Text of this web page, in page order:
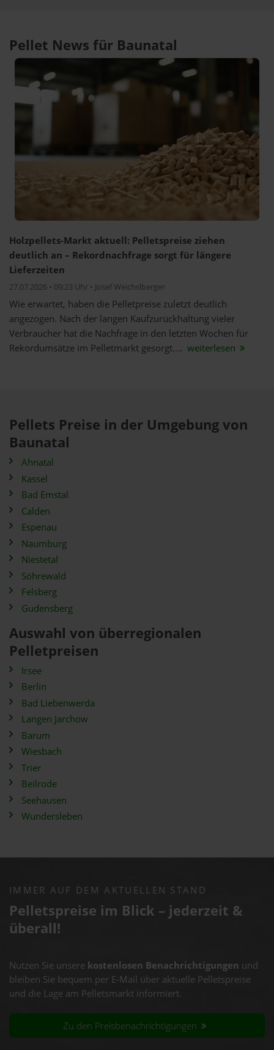
Pellet News für Baunatal
Holzpellets-Markt aktuell: Pelletspreise ziehen
deutlich an – Rekordnachfrage sorgt für längere
Lieferzeiten
27.07.2026 • 09:23 Uhr • Josef Weichslberger
Wie erwartet, haben die Pelletpreise zuletzt deutlich
angezogen. Nach der langen Kaufzurückhaltung vieler
Verbraucher hat die Nachfrage in den letzten Wochen für
Rekordumsätze im Pelletmarkt gesorgt.... weiterlesen
Pellets Preise in der Umgebung von
Baunatal
Ahnatal
Kassel
Bad Emstal
Calden
Espenau
Naumburg
Niestetal
Söhrewald
Felsberg
Gudensberg
Auswahl von überregionalen
Pelletpreisen
Irsee
Berlin
Bad Liebenwerda
Langen Jarchow
Barum
Wiesbach
Trier
Beilrode
Seehausen
Wundersleben
IMMER AUF DEM AKTUELLEN STAND
Pelletspreise im Blick – jederzeit &
überall!
Nutzen Sie unsere kostenlosen Benachrichtigungen und
bleiben Sie bequem per E-Mail über aktuelle Pelletspreise
und die Lage am Pelletsmarkt informiert.
Zu den Preisbenachrichtigungen